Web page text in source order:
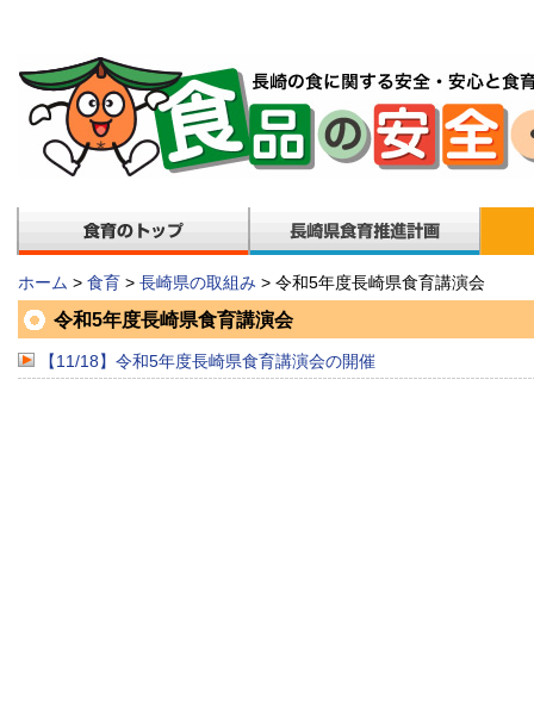
ホーム > 食育 > 長崎県の取組み > 令和5年度長崎県食育講演会
令和5年度長崎県食育講演会
【11/18】令和5年度長崎県食育講演会の開催